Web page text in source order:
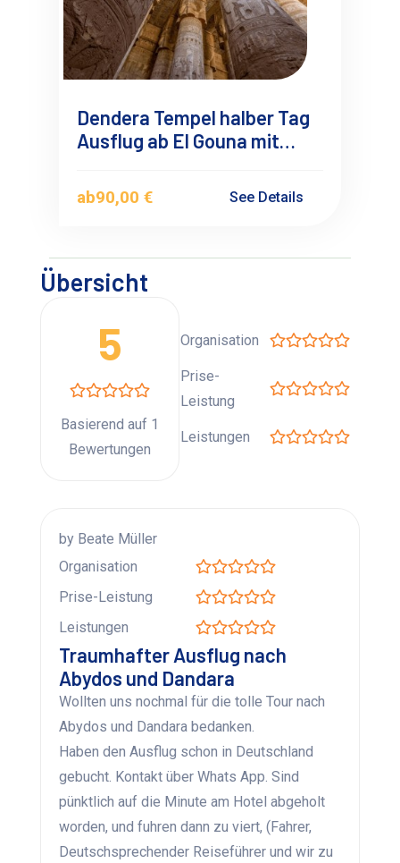
Dendera Tempel halber Tag
Ausflug ab El Gouna mit
Reiseführer
ab90,00 € See Details
Übersicht
5
Basierend auf 1
Bewertungen
Organisation
Prise-
Leistung
Leistungen
by Beate Müller
Organisation
Prise-Leistung
Leistungen
Traumhafter Ausflug nach
Abydos und Dandara
Wollten uns nochmal für die tolle Tour nach
Abydos und Dandara bedanken.
Haben den Ausflug schon in Deutschland
gebucht. Kontakt über Whats App. Sind
pünktlich auf die Minute am Hotel abgeholt
worden, und fuhren dann zu viert, (Fahrer,
Deutschsprechender Reiseführer und wir zu